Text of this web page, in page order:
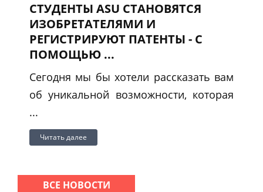
СТУДЕНТЫ ASU СТАНОВЯТСЯ
ИЗОБРЕТАТЕЛЯМИ И
РЕГИСТРИРУЮТ ПАТЕНТЫ - С
ПОМОЩЬЮ ...
Сегодня мы бы хотели рассказать вам
об уникальной возможности, которая
...
Читать далее
ВСЕ НОВОСТИ